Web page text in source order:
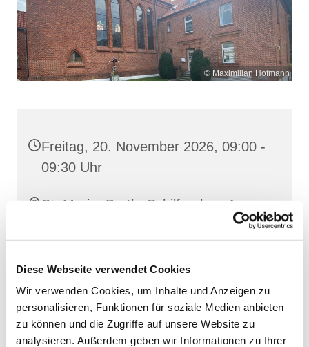
Diese Webseite verwendet Cookies
Wir verwenden Cookies, um Inhalte und Anzeigen zu
personalisieren, Funktionen für soziale Medien anbieten
zu können und die Zugriffe auf unsere Website zu
analysieren. Außerdem geben wir Informationen zu Ihrer
© Maximilian Hofmann
Freitag, 20. November 2026, 09:00 -
09:30 Uhr
St. Maria, Barth, Schilfgraben 4,